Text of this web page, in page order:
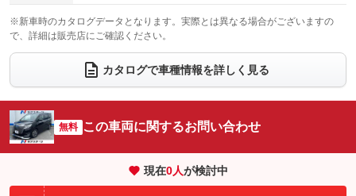
：装備なし ：装備あり
ウォークスルー
：装備あり
電動リアゲート フロントカメラ
：装備なし
：装備なし ：装備なし
サイドカメラ
：装備なし ルーフレール
：装備なし
：装備なし
：装備あり
※新車時のカタログデータとなります。実際とは異なる場合がございますの
で、詳細は販売店にご確認ください。
カタログで車種情報を詳しく見る
無料 この車両に関するお問い合わせ
現在0人が検討中